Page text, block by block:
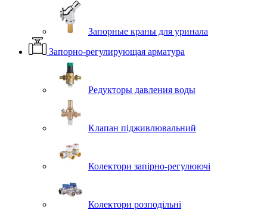
Запорные краны для уринала
Запорно-регулирующая арматура
Редукторы давления воды
Клапан підживлювальний
Колектори запірно-регулюючі
Колектори розподільні